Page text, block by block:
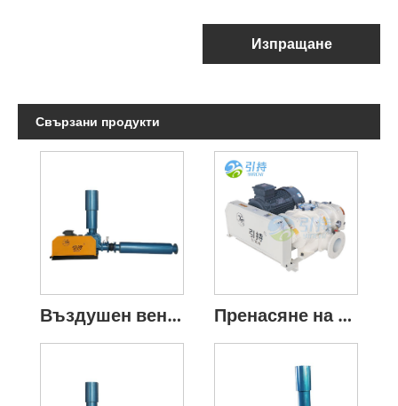
Изпращане
Свързани продукти
Въздушен вентилатор с три лобови корена Yinchi Пренасяне на калциев карбонат с трилобен клиновиден ремък Ротационен вентилатор